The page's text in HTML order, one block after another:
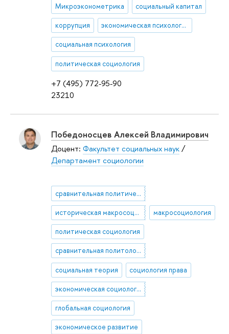
+7 (495) 772-95-90
23210
Микроэконометрика социальный капитал
коррупция экономическая психология
социальная психология
политическая социология
Победоносцев Алексей Владимирович
Доцент: Факультет социальных наук/
Департамент социологии
сравнительная политическая экономия
историческая макросоциология макросоциология
политическая социология
сравнительная политология
социальная теория социология права
экономическая социология
глобальная социология
экономическое развитие